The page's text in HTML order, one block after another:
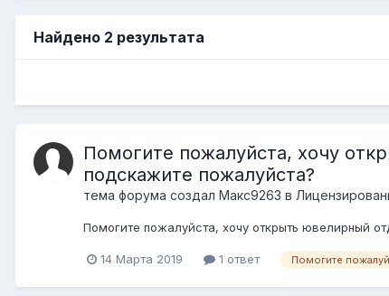
Найдено 2 результата
Помогите пожалуйста, хочу
подскажите пожалуйста?
тема форума создал Макс9263 в
Помогите пожалуйста, хочу открыть ювелирный
14 Марта 2019 1 ответ